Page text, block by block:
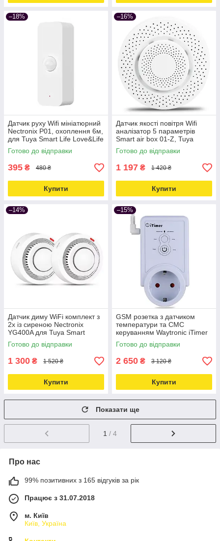
–18%
Датчик руху Wifi мініатюрний
Nectronix P01, охоплення 6м,
для Tuya Smart Life Love&Life
-online-multimarket-
Готово до відправки
395 ₴ 480 ₴
Купити
–16%
Датчик якості повітря Wifi
аналізатор 5 параметрів
Smart air box 01-Z, Tuya
Smart Life Love&Life -online-
multimarket-
Готово до відправки
1 197 ₴ 1 420 ₴
Купити
–14%
Датчик диму WiFi комплект з
2х із сиреною Nectronix
YG400A для Tuya Smart
Love&Life -online-multimarket-
Готово до відправки
1 300 ₴ 1 520 ₴
Купити
–15%
GSM розетка з датчиком
температури та СМС
керуванням Waytronic iTimer
(російська версія) Love&Life -
online-multimarket-
Готово до відправки
2 650 ₴ 3 120 ₴
Купити
Показати ще
1 / 4
Про нас
99% позитивних з 165 відгуків за рік
Працює з 31.07.2018
м. Київ
Київ, Україна